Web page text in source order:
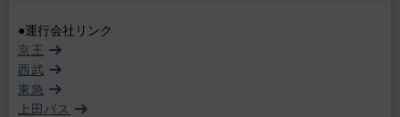
●運行会社リンク
京王
西武
東急
上田バス